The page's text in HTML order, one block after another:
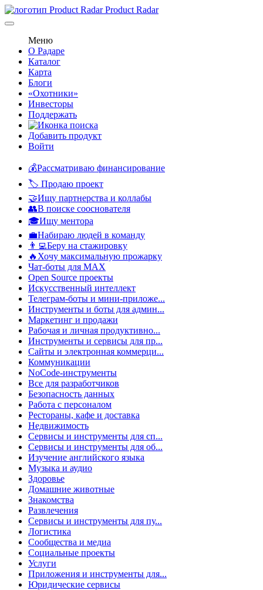
Product Radar
Меню
О Радаре
Каталог
Карта
Блоги
«Охотники»
Инвесторы
Поддержать
Добавить продукт
Войти
💰Рассматриваю финансирование
🏷️ Продаю проект
🤝Ищу партнерства и коллабы
👥В поиске сооснователя
🎓Ищу ментора
💼Набираю людей в команду
👨‍💻Беру на стажировку
🔥Хочу максимальную прожарку
Чат-боты для MAX
Open Source проекты
Искусственный интеллект
Телеграм-боты и мини-приложе...
Инструменты и боты для админ...
Маркетинг и продажи
Рабочая и личная продуктивно...
Инструменты и сервисы для пр...
Сайты и электронная коммерци...
Коммуникации
NoCode-инструменты
Все для разработчиков
Безопасность данных
Работа с персоналом
Рестораны, кафе и доставка
Недвижимость
Сервисы и инструменты для сп...
Сервисы и инструменты для об...
Изучение английского языка
Музыка и аудио
Здоровье
Домашние животные
Знакомства
Развлечения
Сервисы и инструменты для пу...
Логистика
Сообщества и медиа
Социальные проекты
Услуги
Приложения и инструменты для...
Юридические сервисы